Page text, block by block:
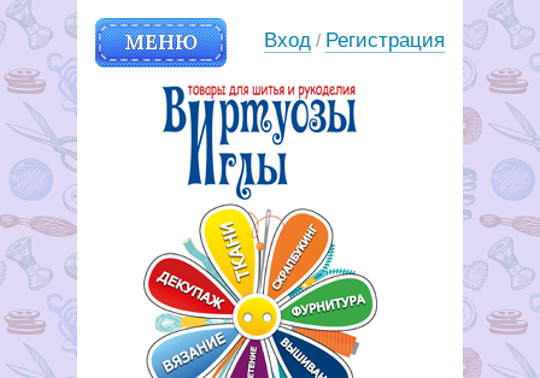
МЕНЮ Вход / Регистрация